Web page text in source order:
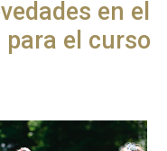
en el
el curso